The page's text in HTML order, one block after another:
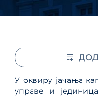
У оквиру јачања
управе и